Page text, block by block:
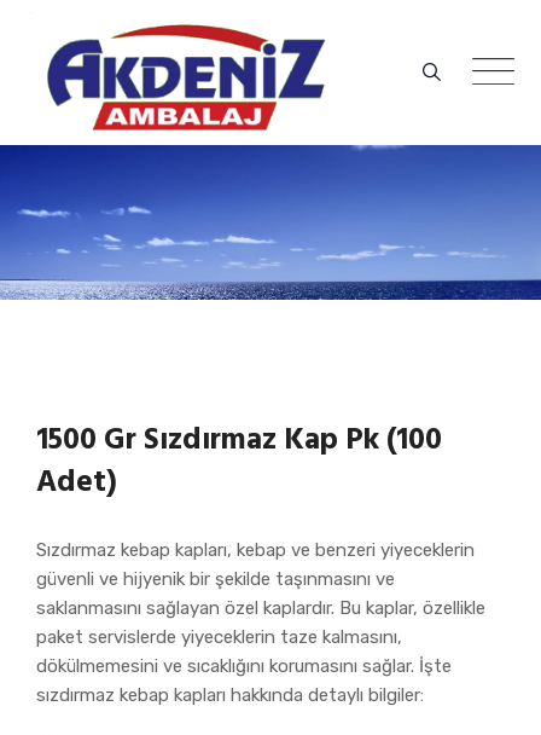
Skip
content
1500 Gr Sızdırmaz Kap Pk (100
Adet)
Sızdırmaz kebap kapları, kebap ve benzeri yiyeceklerin
güvenli ve hijyenik bir şekilde taşınmasını ve
saklanmasını sağlayan özel kaplardır. Bu kaplar, özellikle
paket servislerde yiyeceklerin taze kalmasını,
dökülmemesini ve sıcaklığını korumasını sağlar. İşte
sızdırmaz kebap kapları hakkında detaylı bilgiler: